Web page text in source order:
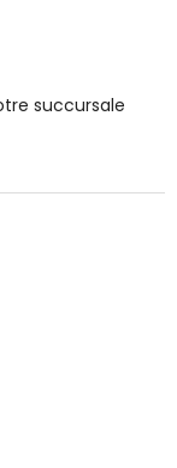
succursale